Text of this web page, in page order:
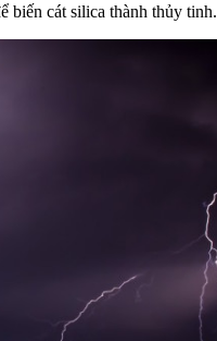
biến cát silica thành thủy tinh.